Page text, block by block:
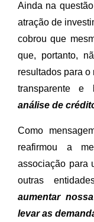
Ainda na
atração de
cobrou que
que, portanto,
resultados para o
transparente e
análise de
Como
reafirmou a
associação para
outras
aumentar
levar as